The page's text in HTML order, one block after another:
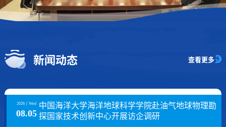
新闻动态 查看更多
2026丨 Wed
08.05
中国海洋大学海洋地球科学学院赴油气地球物理勘
探国家技术创新中心开展访企调研